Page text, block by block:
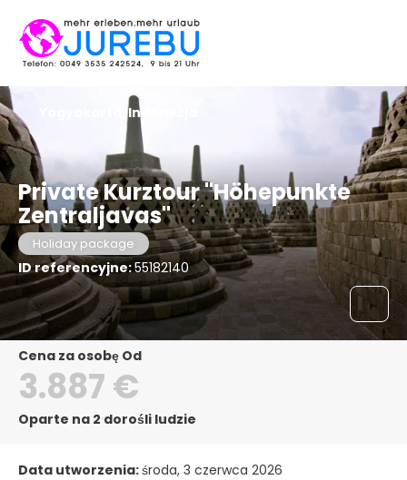
Private Kurztour "Höhepunkte
Zentraljavas"
Holiday package
ID referencyjne:55182140
Yogyakarta, Indonezja
Cena za osobę Od
3.887 €
Oparte na 2 dorośli ludzie
Data utworzenia:środa, 3 czerwca 2026